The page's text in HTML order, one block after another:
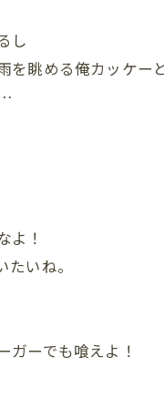
し
を眺める俺カッケー
よ！
いね。
ガーでも喰えよ！